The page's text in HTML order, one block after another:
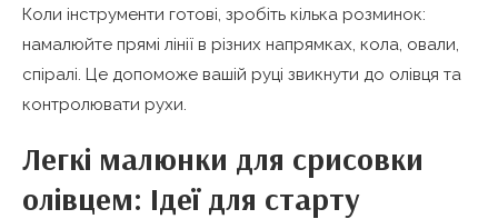
Коли інструменти готові, зробіть кілька розминок:
намалюйте прямі лінії в різних напрямках, кола, овали,
спіралі. Це допоможе вашій руці звикнути до олівця та
контролювати рухи.
Легкі малюнки для срисовки
олівцем: Ідеї для старту